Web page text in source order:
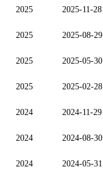
2025 2025-11-28
2025 2025-08-29
2025 2025-05-30
2025 2025-02-28
2024 2024-11-29
2024 2024-08-30
2024 2024-05-31